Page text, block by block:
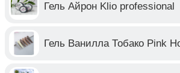
Гель Айрон Klio professional
Гель Ванилла Тобако Pink